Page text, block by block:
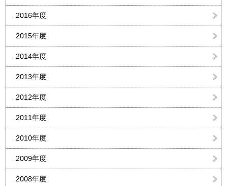
2016年度
2015年度
2014年度
2013年度
2012年度
2011年度
2010年度
2009年度
2008年度